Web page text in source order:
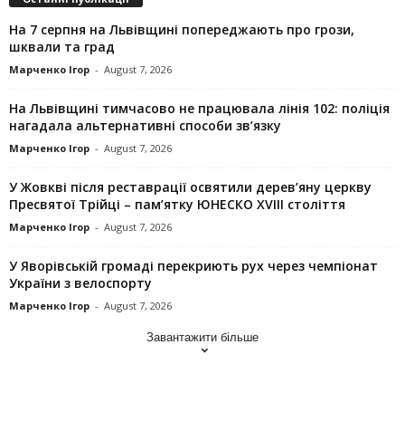
На 7 серпня на Львівщині попереджають про грози,
шквали та град
Марченко Ігор - August 7, 2026
На Львівщині тимчасово не працювала лінія 102: поліція
нагадала альтернативні способи зв’язку
Марченко Ігор - August 7, 2026
У Жовкві після реставрації освятили дерев’яну церкву
Пресвятої Трійці – пам’ятку ЮНЕСКО XVIII століття
Марченко Ігор - August 7, 2026
У Яворівській громаді перекриють рух через чемпіонат
України з велоспорту
Марченко Ігор - August 7, 2026
Завантажити більше